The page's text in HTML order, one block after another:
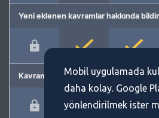
Yeni eklenen kavramlar hakkında
Kavram önermeMobil uygulamada
daha kolay. Google
yönlendirilmek ister